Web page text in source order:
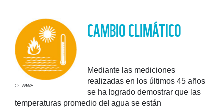
©: WWF
CAMBIO CLIMÁTICO
Mediante las mediciones
realizadas en los últimos 45 años
se ha logrado demostrar que las
temperaturas promedio del agua se están